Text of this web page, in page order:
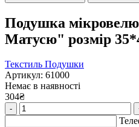
Подушка
Матусю" розмір
Текстиль Подушки
Артикул: 61000
Немає в наявності
304₴
-